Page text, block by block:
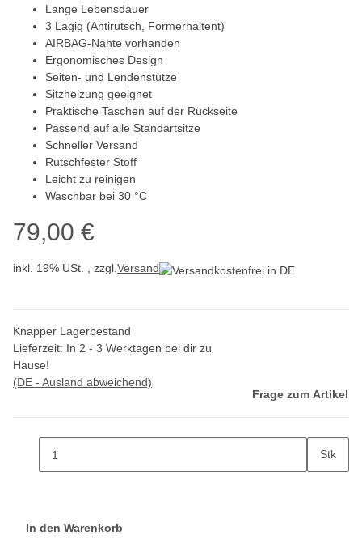
Lange Lebensdauer
3 Lagig (Antirutsch, Formerhaltent)
AIRBAG-Nähte vorhanden
Ergonomisches Design
Seiten- und Lendenstütze
Sitzheizung geeignet
Praktische Taschen auf der Rückseite
Passend auf alle Standartsitze
Schneller Versand
Rutschfester Stoff
Leicht zu reinigen
Waschbar bei 30 °C
79,00 €
inkl. 19% USt. , zzgl.Versand
Knapper Lagerbestand
Lieferzeit: In 2 - 3 Werktagen bei dir zu
Hause!
(DE - Ausland abweichend)
Frage zum Artikel
Stk
In den Warenkorb